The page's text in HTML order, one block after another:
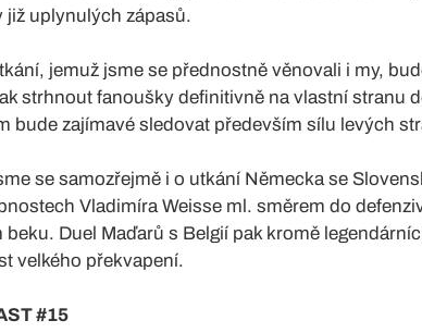
již uplynulých zápasů.
jemuž jsme se přednostně věnovali i my,
strhnout fanoušky definitivně na vlastní stranu
bude zajímavé sledovat především sílu levých
se samozřejmě i o utkání Německa se
Vladimíra Weisse ml. směrem do
beku. Duel Maďarů s Belgií pak kromě
velkého překvapení.
#15